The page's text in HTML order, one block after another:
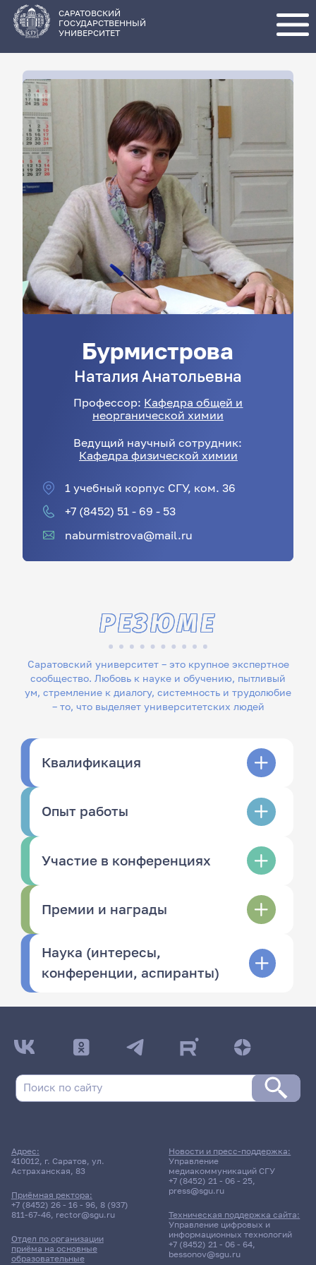
основному
содержанию
САРАТОВСКИЙ
ГОСУДАРСТВЕННЫЙ
УНИВЕРСИТЕТ
Бурмистрова
Наталия Анатольевна
Профессор: Кафедра общей и
неорганической химии
Ведущий научный сотрудник:
Кафедра физической химии
1 учебный корпус СГУ, ком. 36
+7 (8452) 51 - 69 - 53
naburmistrova@mail.ru
Саратовский университет – это крупное экспертное
сообщество. Любовь к науке и обучению, пытливый
ум, стремление к диалогу, системность и трудолюбие
– то, что выделяет университетских людей
РЕЗЮМЕ
Квалификация
Опыт работы
Участие в конференциях
Премии и награды
Наука (интересы,
конференции, аспиранты)
Адрес:
410012, г. Саратов, ул.
Астраханская, 83
Приёмная ректора:
+7 (8452) 26 - 16 - 96, 8 (937)
811-67-46, rector@sgu.ru
Отдел по организации
приёма на основные
образовательные
Новости и пресс-поддержка:
Управление
медиакоммуникаций СГУ
+7 (8452) 21 - 06 - 25,
press@sgu.ru
Техническая поддержка сайта:
Управление цифровых и
информационных технологий
+7 (8452) 21 - 06 - 64,
bessonov@sgu.ru